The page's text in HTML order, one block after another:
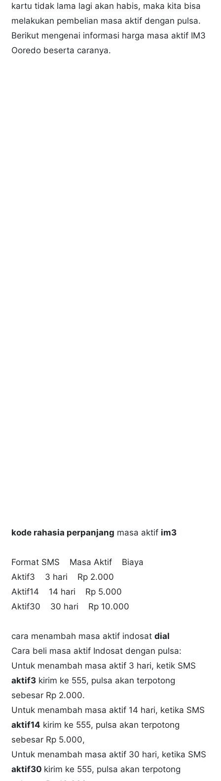
kartu tidak lama lagi akan habis, maka kita bisa
melakukan pembelian masa aktif dengan pulsa.
Berikut mengenai informasi harga masa aktif IM3
Ooredo beserta caranya.
kode rahasia perpanjang masa aktif im3
Format SMS Masa Aktif Biaya
Aktif3 3 hari Rp 2.000
Aktif14 14 hari Rp 5.000
Aktif30 30 hari Rp 10.000
cara menambah masa aktif indosatdial
Cara beli masa aktif Indosat dengan pulsa:
Untuk menambah masa aktif 3 hari, ketik SMS
aktif3 kirim ke 555, pulsa akan terpotong
sebesar Rp 2.000.
Untuk menambah masa aktif 14 hari, ketika SMS
aktif14 kirim ke 555, pulsa akan terpotong
sebesar Rp 5.000,
Untuk menambah masa aktif 30 hari, ketika SMS
aktif30 kirim ke 555, pulsa akan terpotong